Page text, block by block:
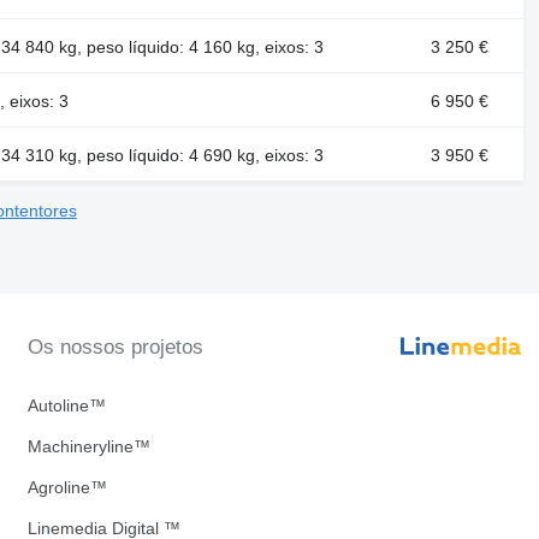
840 kg, peso líquido: 4 160 kg, eixos: 3 3 250 €
eixos: 3 6 950 €
310 kg, peso líquido: 4 690 kg, eixos: 3
3 950 €
Os nossos projetos
Autoline™
Machineryline™
Agroline™
Linemedia Digital ™